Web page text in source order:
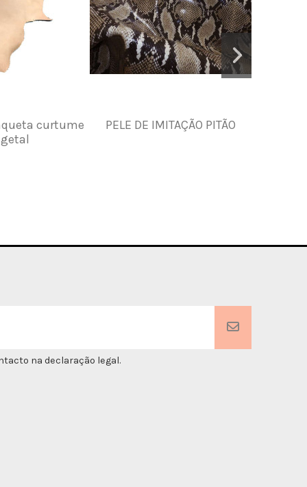
curtume
PELE DE IMITAÇÃO PITÃO
na declaração legal.